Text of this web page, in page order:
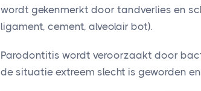
wordt gekenmerkt door tandverlies en
ligament, cement, alveolair bot).
Parodontitis wordt veroorzaakt door
de situatie extreem slecht is geworden